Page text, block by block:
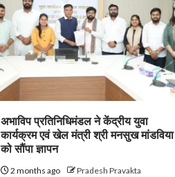
अभाविप प्रतिनिधिमंडल ने केंद्रीय युवा
कार्यक्रम एवं खेल मंत्री श्री मनसुख मांडविया
को सौंपा ज्ञापन
2 months ago Pradesh Pravakta